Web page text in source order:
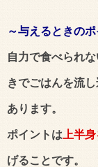
～与えるときの
自力で食べられ
きでごはんを流
あります。
ポイントは 上半
げることです。